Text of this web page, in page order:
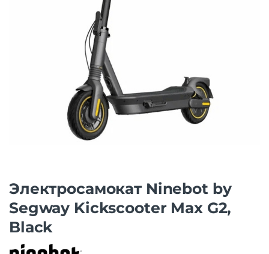
Электросамокат Ninebot by
Segway Kickscooter Max G2,
Black